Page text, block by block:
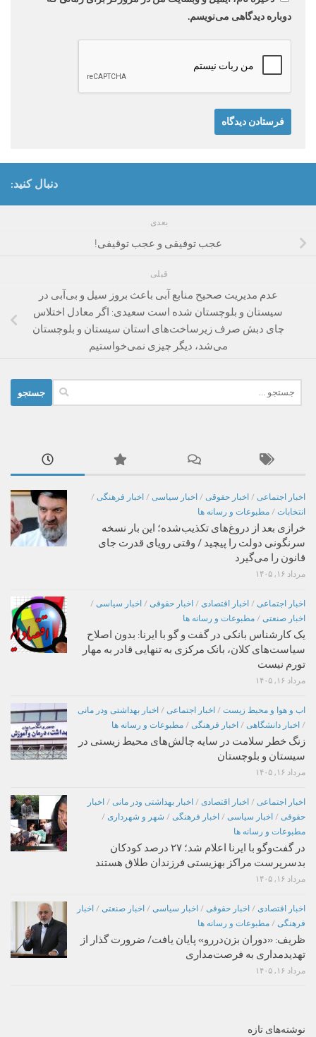
دوباره دیدگاهی می‌نویسم.
دنبال کنید:
بعدی
عجب توفیقی و عجب توقیفی!
قبلی
عدم مدیریت صحیح منابع آبی باعث بروز سیل و بی‌آبی در
سیستان و بلوچستان شده است سعیدی: اگر معادل اختلاس
چای دبش صرف زیرساخت‌های استان سیستان و بلوچستان
می‌شد، دیگر چیزی نمی‌خواستیم
برای:
اخبار اجتماعی / اخبار حقوقی / اخبار سیاسی / اخبار فرهنگی /
انتخابات / مطبوعات و رسانه ها
خرازی بعد از دروغ‌های تکذیب‌شده؛ این بار نسخه
سرنگونی دولت را پیچید / وقتی رویای قدرت جای
قانون را می‌گیرد
مرداد ۱۶, ۱۴۰۵
اخبار اجتماعی / اخبار اقتصادی / اخبار حقوقی / اخبار سیاسی /
اخبار صنعتی / مطبوعات و رسانه ها
یک کارشناس بانکی در گفت و گو با ایرنا: بدون اصلاح
سیاست‌های کلان، بانک مرکزی به تنهایی قادر به مهار
تورم نیست
مرداد ۱۶, ۱۴۰۵
اب و هوا و محیط زیست / اخبار اجتماعی / اخبار بهداشتی ودر مانی
/ اخبار دانشگاهی / اخبار فرهنگی / مطبوعات و رسانه ها
زنگ خطر سلامت در سایه چالش‌های محیط زیستی در
سیستان و بلوچستان
مرداد ۱۶, ۱۴۰۵
اخبار اجتماعی / اخبار اقتصادی / اخبار بهداشتی ودر مانی / اخبار
حقوقی / اخبار سیاسی / اخبار فرهنگی / شهر و شهرداری /
مطبوعات و رسانه ها
در گفت‌وگو با ایرنا اعلام شد؛ ۲۷ درصد کودکان
بدسرپرست مراکز بهزیستی فرزندان طلاق هستند
مرداد ۱۶, ۱۴۰۵
اخبار اقتصادی / اخبار حقوقی / اخبار سیاسی / اخبار صنعتی / اخبار
فرهنگی / مطبوعات و رسانه ها
ظریف: «دوران بزن‌دررو» پایان یافت/ ضرورت گذار از
تهدیدمداری به فرصت‌مداری
مرداد ۱۶, ۱۴۰۵
نوشته‌های تازه